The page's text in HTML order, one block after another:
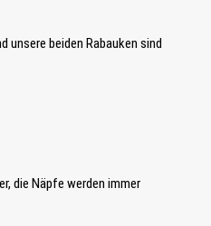
beiden Rabauken sind
die Näpfe werden immer